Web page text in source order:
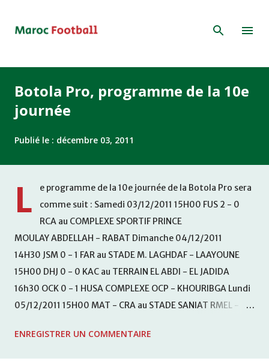
Botola Pro, programme de la 10e
journée
Publié le : décembre 03, 2011
L
e programme de la 10e journée de la Botola Pro sera
comme suit : Samedi 03/12/2011 15H00 FUS 2 - 0
RCA au COMPLEXE SPORTIF PRINCE
MOULAY ABDELLAH - RABAT Dimanche 04/12/2011
14H30 JSM 0 - 1 FAR au STADE M. LAGHDAF - LAAYOUNE
15H00 DHJ 0 - 0 KAC au TERRAIN EL ABDI - EL JADIDA
16h30 OCK 0 - 1 HUSA COMPLEXE OCP - KHOURIBGA Lundi
05/12/2011 15H00 MAT - CRA au STADE SANIAT RMEL -
KHEMISET Mardi 06/12/2011 15H00 WAF - OCS au
ENREGISTRER UN COMMENTAIRE